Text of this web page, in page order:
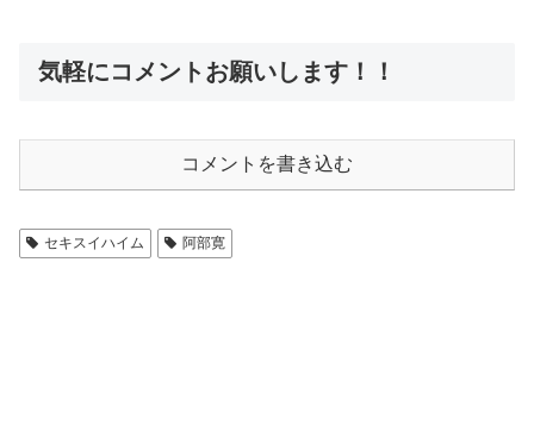
気軽にコメントお願いします！！
コメントを書き込む
セキスイハイム 阿部寛